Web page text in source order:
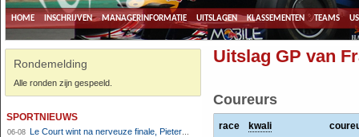
home inschrijven managerinformatie uitslagen klassementen teams
Rondemelding
Alle ronden zijn gespeeld.
sportnieuws
06-08 Le Court wint na nerveuze finale, Pieterse derde
Uitslag GP van
Coureurs
race kwali